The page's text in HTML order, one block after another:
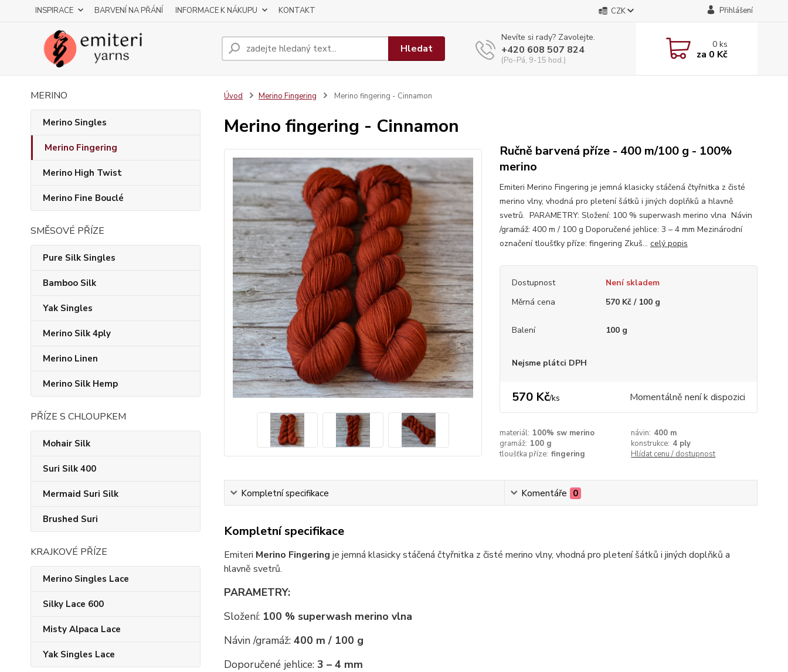
INSPIRACE BARVENÍ NA PŘÁNÍ INFORMACE K NÁKUPU KONTAKT CZK Přihlášení
Hledat
Nevíte si rady? Zavolejte.
+420 608 507 824
(Po-Pá, 9-15 hod.)
0ks
za 0 Kč
MERINO
Merino Singles
Merino Fingering
Merino High Twist
Merino Fine Bouclé
SMĚSOVÉ PŘÍZE
Pure Silk Singles
Bamboo Silk
Yak Singles
Merino Silk 4ply
Merino Linen
Merino Silk Hemp
PŘÍZE S CHLOUPKEM
Mohair Silk
Suri Silk 400
Mermaid Suri Silk
Brushed Suri
KRAJKOVÉ PŘÍZE
Merino Singles Lace
Silky Lace 600
Misty Alpaca Lace
Yak Singles Lace
Úvod Merino Fingering Merino fingering - Cinnamon
Merino fingering - Cinnamon
Ručně barvená příze - 400 m/100 g - 100%
merino
Emiteri Merino Fingering je jemná klasicky stáčená čtyřnitka z čisté
merino vlny, vhodná pro pletení šátků i jiných doplňků a hlavně
svetrů. PARAMETRY: Složení: 100 % superwash merino vlna Návin
/gramáž: 400 m / 100 g Doporučené jehlice: 3 – 4 mm Mezinárodní
označení tloušťky příze: fingering Zkuš... celý popis
Dostupnost
Není skladem
Měrná cena
570 Kč / 100 g
Balení 100 g
Nejsme plátci DPH
570 Kč/ks Momentálně není k dispozici
materiál: 100% sw merino návin: 400 m
gramáž: 100 g konstrukce: 4 ply
tloušťka příze: fingering Hlídat cenu / dostupnost
Kompletní specifikace Komentáře 0
Kompletní specifikace
Emiteri Merino Fingering je jemná klasicky stáčená čtyřnitka z čisté merino vlny, vhodná pro pletení šátků i jiných doplňků a
hlavně svetrů.
PARAMETRY:
Složení: 100 % superwash merino vlna
Návin /gramáž:400 m / 100 g
Doporučené jehlice: 3 – 4 mm